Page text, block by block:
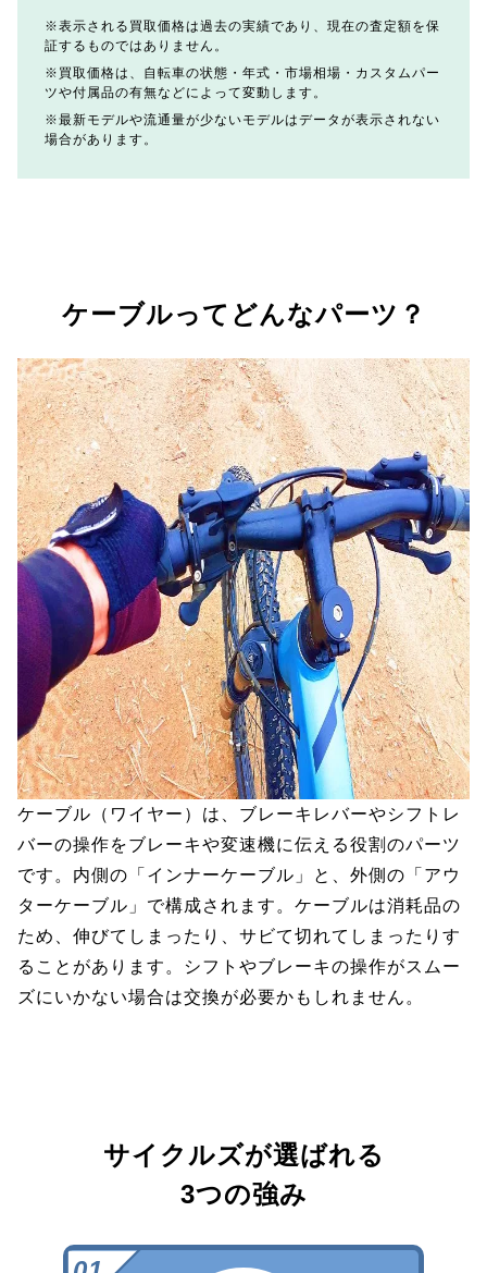
表示される買取価格は過去の実績であり、現在の査定額を保
証するものではありません。
買取価格は、自転車の状態・年式・市場相場・カスタムパー
ツや付属品の有無などによって変動します。
最新モデルや流通量が少ないモデルはデータが表示されない
場合があります。
ケーブルってどんなパーツ？
ケーブル（ワイヤー）は、ブレーキレバーやシフトレ
バーの操作をブレーキや変速機に伝える役割のパーツ
です。内側の「インナーケーブル」と、外側の「アウ
ターケーブル」で構成されます。ケーブルは消耗品の
ため、伸びてしまったり、サビて切れてしまったりす
ることがあります。シフトやブレーキの操作がスムー
ズにいかない場合は交換が必要かもしれません。
サイクルズが選ばれる
3つの強み